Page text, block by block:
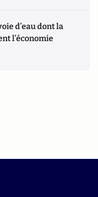
d’eau dont la
l’économie